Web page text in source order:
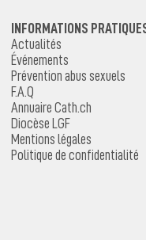
INFORMATIONS
Actualités
Événements
Prévention abus sexuels
F.A.Q
Annuaire Cath.ch
Diocèse LGF
Mentions légales
Politique de confidentialité